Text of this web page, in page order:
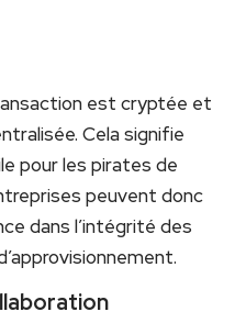
est cryptée et
‍Cela signifie
pour les pirates de
peuvent donc
dans l’intégrité des